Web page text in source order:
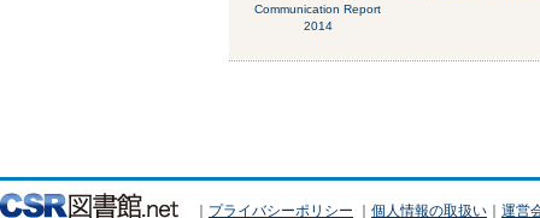
Communication Report
2014
｜ プライバシーポリシー ｜ 個人情報の取扱い ｜ 運営